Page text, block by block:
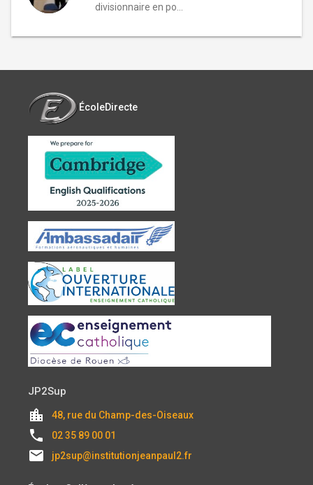
divisionnaire en po...
ÉcoleDirecte
JP2Sup
location_city 48, rue du Champ-des-Oiseaux
local_phone 02 35 89 00 01
email jp2sup@institutionjeanpaul2.fr